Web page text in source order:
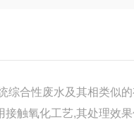
综合性废水及其相类似的
氧化工艺,其处理效果